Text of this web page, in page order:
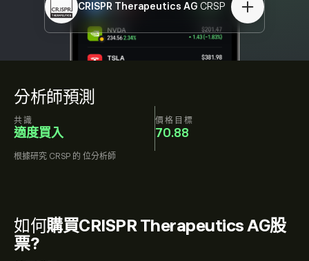
分析師預測
共識
適度買入
價格目標
70.88
根據研究 CRSP 的 位分析師
CRISPR Therapeutics AG CRSP
如何購買CRISPR Therapeutics AG股
票?